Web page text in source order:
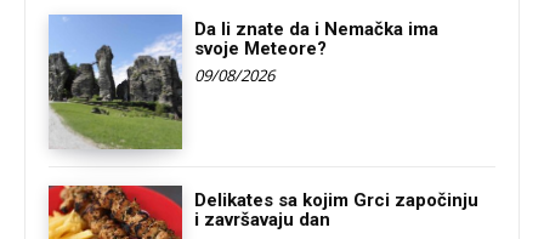
Da li znate da i Nemačka ima
svoje Meteore?
09/08/2026
Delikates sa kojim Grci započinju
i završavaju dan